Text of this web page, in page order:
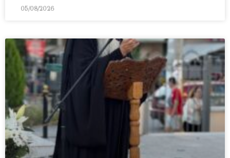
05/08/2026